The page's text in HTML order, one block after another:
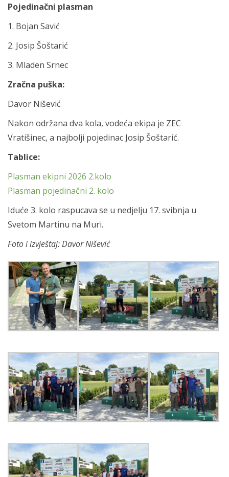
Pojedinačni plasman
1. Bojan Savić
2. Josip Šoštarić
3. Mladen Srnec
Zračna puška:
Davor Nišević
Nakon održana dva kola, vodeća ekipa je ZEC
Vratišinec, a najbolji pojedinac Josip Šoštarić.
Tablice:
Plasman ekipni 2026 2.kolo
Plasman pojedinačni 2. kolo
Iduće 3. kolo raspucava se u nedjelju 17. svibnja u
Svetom Martinu na Muri.
Foto i izvještaj: Davor Nišević